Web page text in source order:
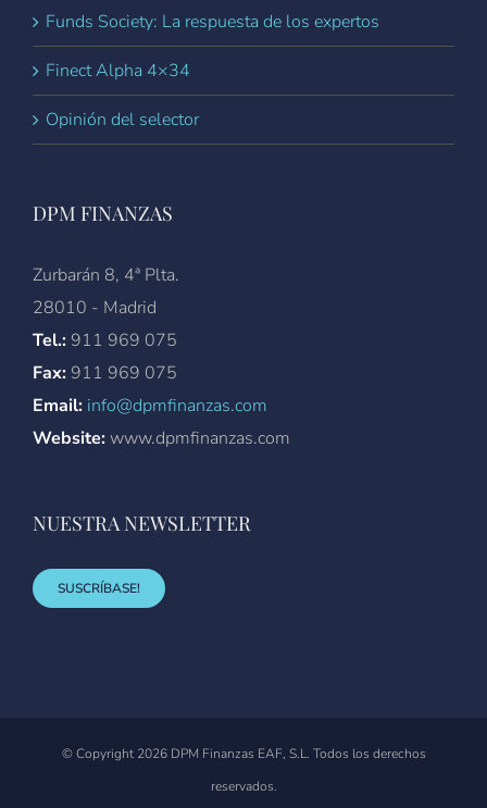
Funds Society: La respuesta de los expertos
Finect Alpha 4×34
Opinión del selector
DPM FINANZAS
Zurbarán 8, 4ª Plta.
28010 - Madrid
Tel.: 911 969 075
Fax: 911 969 075
Email: info@dpmfinanzas.com
Website:www.dpmfinanzas.com
NUESTRA NEWSLETTER
SUSCRÍBASE!
© Copyright 2026 DPM Finanzas EAF, S.L. Todos los derechos
reservados.